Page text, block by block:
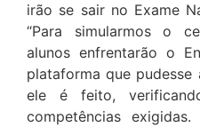
irão se sair no Exame
“Para simularmos o
alunos enfrentarão o
plataforma que
ele é feito,
competências